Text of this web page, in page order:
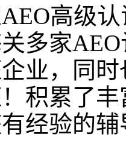
高级
多家
业，同
积累了
经验的